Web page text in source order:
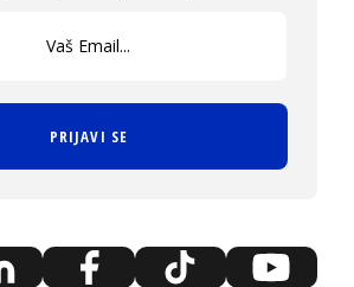
PRIJAVI SE